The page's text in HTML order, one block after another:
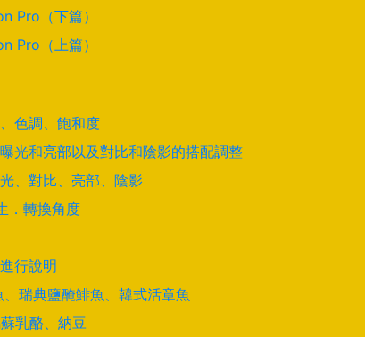
Pro（下篇）
Pro（上篇）
色調、飽和度
光和亮部以及對比和陰影的搭配調整
、對比、亮部、陰影
．轉換角度
行說明
瑞典鹽醃鯡魚、韓式活章魚
乳酪、納豆